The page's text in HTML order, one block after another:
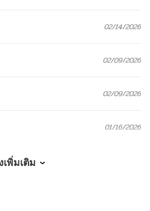
02/14/2026
02/09/2026
02/09/2026
01/16/2026
เพิ่มเติม